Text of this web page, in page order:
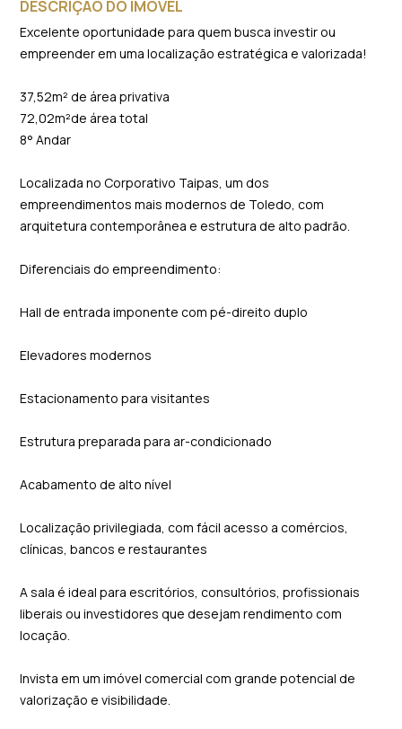
DESCRIÇÃO DO IMÓVEL
Excelente oportunidade para quem busca investir ou
empreender em uma localização estratégica e valorizada!
37,52m² de área privativa
72,02m²de área total
8° Andar
Localizada no Corporativo Taipas, um dos
empreendimentos mais modernos de Toledo, com
arquitetura contemporânea e estrutura de alto padrão.
Diferenciais do empreendimento:
Hall de entrada imponente com pé-direito duplo
Elevadores modernos
Estacionamento para visitantes
Estrutura preparada para ar-condicionado
Acabamento de alto nível
Localização privilegiada, com fácil acesso a comércios,
clínicas, bancos e restaurantes
A sala é ideal para escritórios, consultórios, profissionais
liberais ou investidores que desejam rendimento com
locação.
Invista em um imóvel comercial com grande potencial de
valorização e visibilidade.